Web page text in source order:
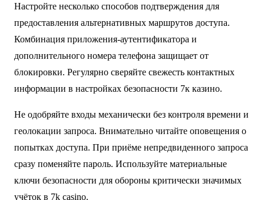
Настройте несколько способов подтверждения для
предоставления альтернативных маршрутов доступа.
Комбинация приложения-аутентификатора и
дополнительного номера телефона защищает от
блокировки. Регулярно сверяйте свежесть контактных
информации в настройках безопасности 7к казино.
Не одобряйте входы механически без контроля времени и
геолокации запроса. Внимательно читайте оповещения о
попытках доступа. При приёме непредвиденного запроса
сразу поменяйте пароль. Используйте материальные
ключи безопасности для обороны критически значимых
учёток в 7k casino.